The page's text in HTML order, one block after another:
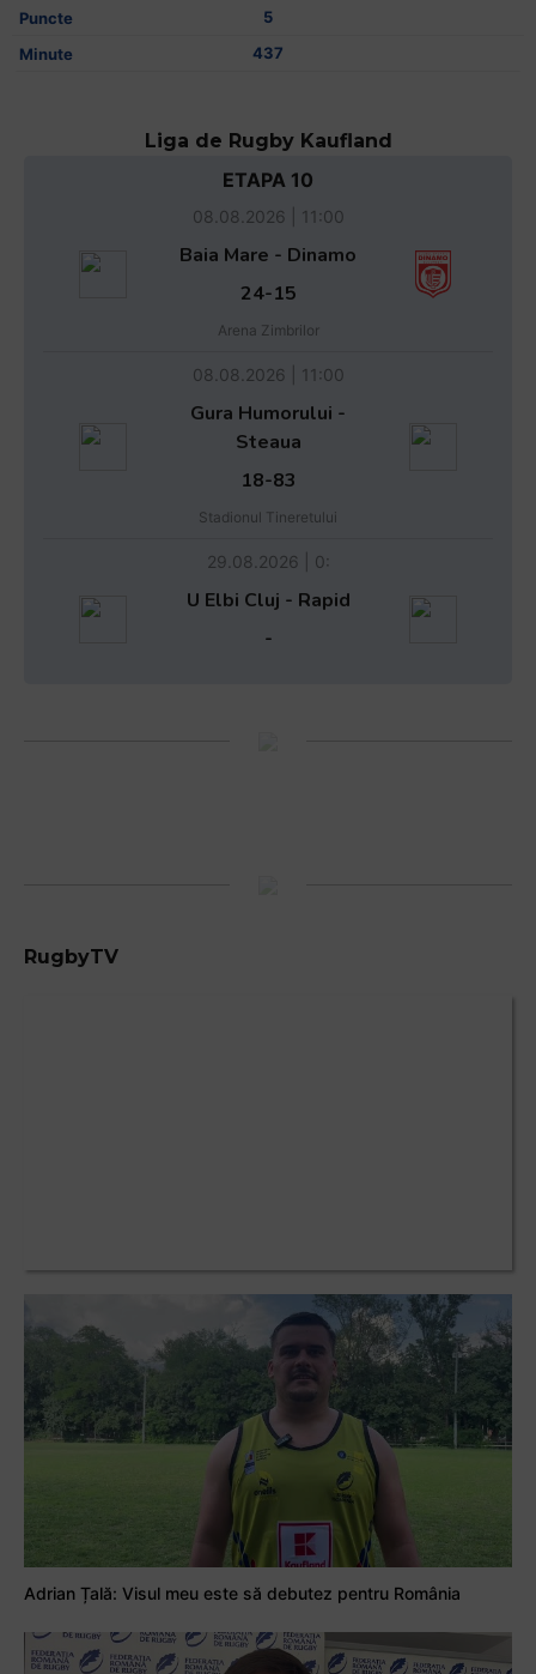
5
437
Liga de Rugby Kaufland
ETAPA 10
08.08.2026 | 11:00
Baia Mare - Dinamo
24-15
Arena Zimbrilor
08.08.2026 | 11:00
Gura Humorului -
Steaua
18-83
Stadionul Tineretului
29.08.2026 | 0:
U Elbi Cluj - Rapid
-
RugbyTV
Adrian Țală: Visul meu este să debutez pentru România